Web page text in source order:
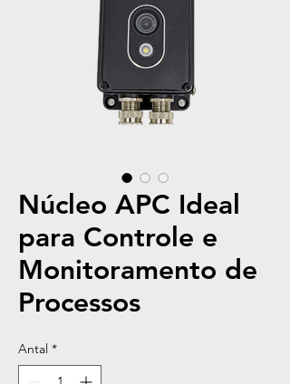
Núcleo APC Ideal
para Controle e
Monitoramento de
Processos
Antal *